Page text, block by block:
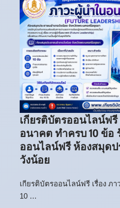
เกียรติบัตรออนไลน์ฟรี
อนาคต ทำครบ 10 ข้อ
ออนไลน์ฟรี ห้องสมุดป
วังน้อย
เกียรติบัตรออนไลน์ฟรี เรื่อง ภ
10 …